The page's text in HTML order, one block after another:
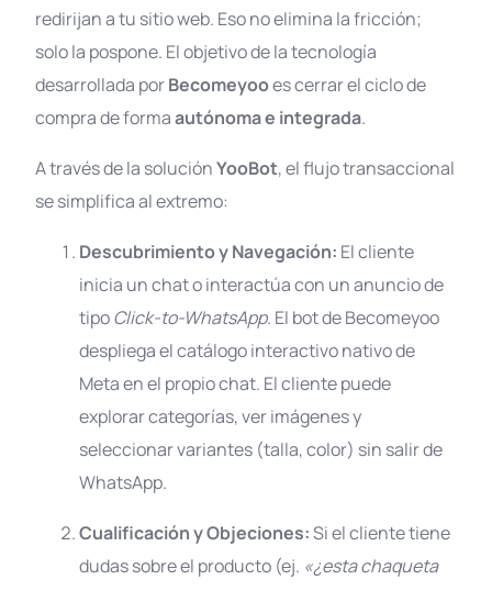
redirijan a tu sitio web. Eso no elimina la fricción;
solo la pospone. El objetivo de la tecnología
desarrollada porBecomeyooes cerrar el ciclo de
compra de formaautónoma e integrada.
A través de la soluciónYooBot, el flujo transaccional
se simplifica al extremo:
Descubrimiento y Navegación: El cliente
inicia un chat o interactúa con un anuncio de
tipoClick-to-WhatsApp. El bot de Becomeyoo
despliega el catálogo interactivo nativo de
Meta en el propio chat. El cliente puede
explorar categorías, ver imágenes y
seleccionar variantes (talla, color) sin salir de
WhatsApp.
Cualificación y Objeciones:Si el cliente tiene
dudas sobre el producto (ej. «¿esta chaqueta